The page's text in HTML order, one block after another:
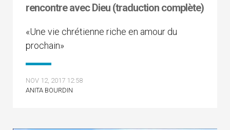
rencontre avec Dieu (traduction complète)
«Une vie chrétienne riche en amour du
prochain»
NOV 12, 2017 12:58
ANITA BOURDIN